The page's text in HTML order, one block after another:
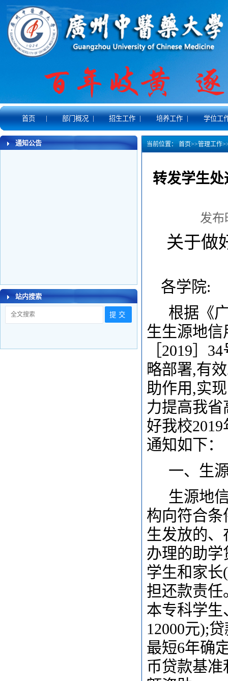
首页 | 部门概况 | 招生工作 | 培养工作 | 学位工
通知公告
站内搜索
当前位置： 首页>>管理工作
转发学生
发布
关于做
各学院:
根据《
生生源地
［2019］
略部署,有
助作用,实
力提高我
好我校
通知如下：
一、生
生源地
构向符合
生发放的
办理的助
学生和家
担还款责
本专科学生
12000元);
最短6年确
币贷款基